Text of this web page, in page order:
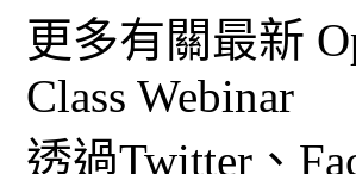
更多有關最新
Class Webinar
透過Twitter、